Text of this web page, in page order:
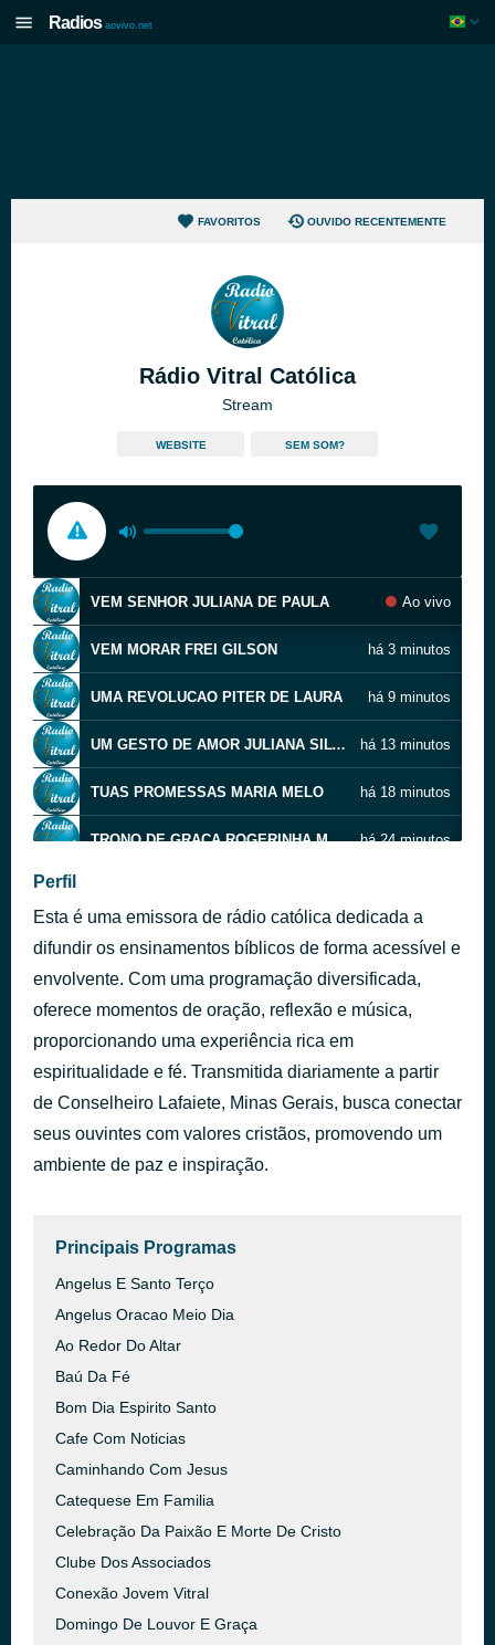
Radios aovivo.net
FAVORITOS OUVIDO RECENTEMENTE
Rádio Vitral Católica
Stream
WEBSITE SEM SOM?
VEM SENHOR JULIANA DE PAULA Ao vivo
VEM MORAR FREI GILSON há 3 minutos
UMA REVOLUCAO PITER DE LAURA há 9 minutos
UM GESTO DE AMOR JULIANA SILVEIRA há 13 minutos
TUAS PROMESSAS MARIA MELO há 18 minutos
TRONO DE GRACA ROGERINHA MOREIRA há 24 minutos
TRILHA NOVA RADIO VITRAL CATOLICA há 48 minutos
Perfil
Esta é uma emissora de rádio católica dedicada a
difundir os ensinamentos bíblicos de forma acessível e
envolvente. Com uma programação diversificada,
oferece momentos de oração, reflexão e música,
proporcionando uma experiência rica em
espiritualidade e fé. Transmitida diariamente a partir
de Conselheiro Lafaiete, Minas Gerais, busca conectar
seus ouvintes com valores cristãos, promovendo um
ambiente de paz e inspiração.
Principais Programas
Angelus E Santo Terço
Angelus Oracao Meio Dia
Ao Redor Do Altar
Baú Da Fé
Bom Dia Espirito Santo
Cafe Com Noticias
Caminhando Com Jesus
Catequese Em Familia
Celebração Da Paixão E Morte De Cristo
Clube Dos Associados
Conexão Jovem Vitral
Domingo De Louvor E Graça